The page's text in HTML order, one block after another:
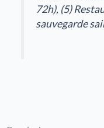
72h), (5)
sauvegarde